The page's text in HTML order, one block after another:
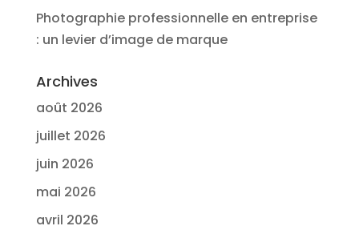
Photographie professionnelle en entreprise
: un levier d’image de marque
Archives
août 2026
juillet 2026
juin 2026
mai 2026
avril 2026